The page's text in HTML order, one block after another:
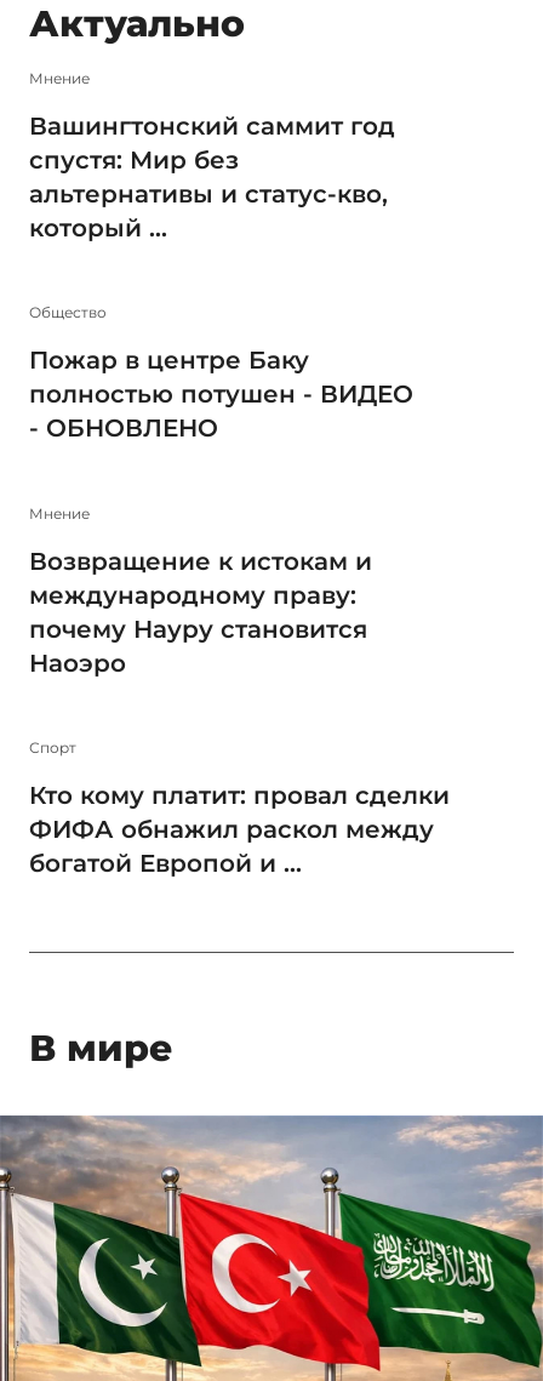
Актуально
Мнение
Вашингтонский саммит год
спустя: Мир без
альтернативы и статус-кво,
который ...
Общество
Пожар в центре Баку
полностью потушен - ВИДЕО
- ОБНОВЛЕНО
Мнение
Возвращение к истокам и
международному праву:
почему Науру становится
Наоэро
Спорт
Кто кому платит: провал сделки
ФИФА обнажил раскол между
богатой Европой и ...
В мире